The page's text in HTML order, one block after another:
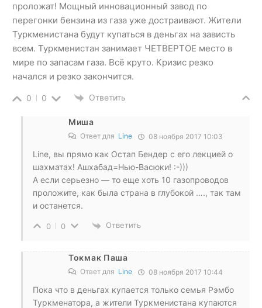
проложат! Мощный инновационный завод по
перегонки бензина из газа уже достраивают. Жители
Туркменистана будут купаться в деньгах на зависть
всем. Туркменистан занимает ЧЕТВЕРТОЕ место в
мире по запасам газа. Всё круто. Кризис резко
начался и резко закончится.
0 0 Ответить
Миша
Ответ для Line 08 ноября 2017 10:03
Line, вы прямо как Остап Бендер с его лекцией о
шахматах! Ашхабад=Нью-Васюки! :-)))
А если серьезно — то еще хоть 10 газопроводов
проложите, как была страна в глубокой …., так там
и останется.
0 0 Ответить
Токмак Паша
Ответ для Line 08 ноября 2017 10:44
Пока что в деньгах купается только семья Рэмбо
Туркменатора, а жители Туркменистана купаются